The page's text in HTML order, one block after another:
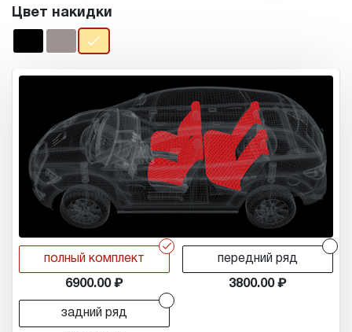
Цвет накидки
r
полный комплект
6900.00
передний ряд
3800.00
задний ряд